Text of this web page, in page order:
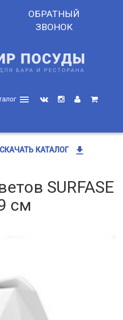
ОБРАТНЫЙ
ЗВОНОК
menu
СКАЧАТЬ КАТАЛОГ get_app
SURFASE
см